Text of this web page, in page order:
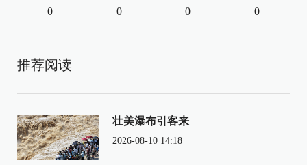
0 0 0 0
推荐阅读
壮美瀑布引客来
2026-08-10 14:18